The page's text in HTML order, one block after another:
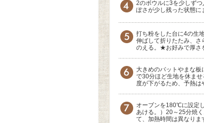
2のボウルに3を少しず
ぽさが少し残った状態に
打ち粉をした台に4の生
伸ばして折りたたみ、さ
のえる。★お好みで厚さ
大きめのバットやまな
で30分ほど生地を休ま
度が下がるため、予熱は
オーブンを180℃に設定
あける。）20～25分焼
て、加熱時間は異なりま